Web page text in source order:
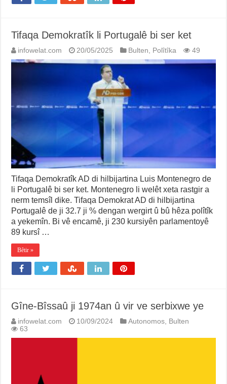
Tifaqa Demokratîk li Portugalê bi ser ket
infowelat.com 20/05/2025 Bulten, Polîtîka 49
Tifaqa Demokratîk AD di hilbijartina Luis Montenegro de
li Portugalê bi ser ket. Montenegro li welêt xeta rastgir a
nerm temsîl dike. Tifaqa Demokrat AD di hilbijartina
Portugalê de ji 32.7 ji % dengan wergirt û bû hêza polîtîk
a yekemîn. Bi vê encamê, ji 230 kursiyên parlamentoyê
89 kursî …
Bêtir »
Gîne-Bîssaû ji 1974an û vir ve serbixwe ye
infowelat.com 10/09/2024 Autonomos
Bulten
63